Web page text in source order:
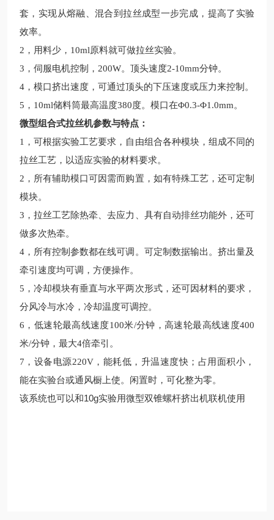
套，实现从熔融、混合到拉丝成型一步完成，提高了实验
效率。
2，用料少，10ml原料就可做拉丝实验。
3，伺服电机控制，200W。顶头速度2-10mm分钟。
4，模口挤出速度，可通过顶头的下压速度或压力来控制。
5，10ml储料筒最高温度380度。模口在Φ0.3-Φ1.0mm。
微型组合式拉丝机参数与特点：
1，可根据实验工艺要求，自由组合各种模块，组成不同的
拉丝工艺，以适应实验的材料要求。
2，所有辅助模口可因需而购置，如有特殊工艺，还可定制
模块。
3，拉丝工艺除热牵、去应力、具有自动排丝功能外，还可
做多次热牵。
4，所有控制参数都在线可调。可定制数据输出。挤出量及
牵引速度均可调，方便操作。
5，冷却模块有垂直与水平两次形式，还可因材料的要求，
分风冷与水冷，冷却温度可调控。
6，低速轮最高线速度100米/分钟，高速轮最高线速度400
米/分钟，最大4倍牵引。
7，设备电源220V，能耗低，升温速度快；占用面积小，
能在实验台或通风橱上使。闲置时，可化整为零。
该系统也可以和10g实验用微型双锥螺杆挤出机联机使用